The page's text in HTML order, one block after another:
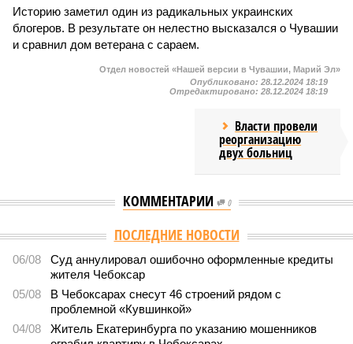
Историю заметил один из радикальных украинских
блогеров. В результате он нелестно высказался о Чувашии
и сравнил дом ветерана с сараем.
Отдел новостей «Нашей версии в Чувашии, Марий Эл»
Опубликовано: 28.12.2024 18:19
Отредактировано: 28.12.2024 18:19
Власти провели
реорганизацию
двух больниц
КОММЕНТАРИИ 0
ПОСЛЕДНИЕ НОВОСТИ
06/08
Суд аннулировал ошибочно оформленные кредиты
жителя Чебоксар
05/08
В Чебоксарах снесут 46 строений рядом с
проблемной «Кувшинкой»
04/08
Житель Екатеринбурга по указанию мошенников